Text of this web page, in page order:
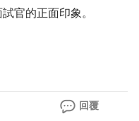
官的正面印象。
回覆